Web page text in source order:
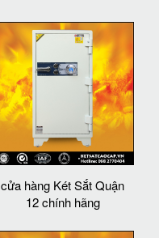
cửa hàng Két Sắt Quận
12 chính hãng